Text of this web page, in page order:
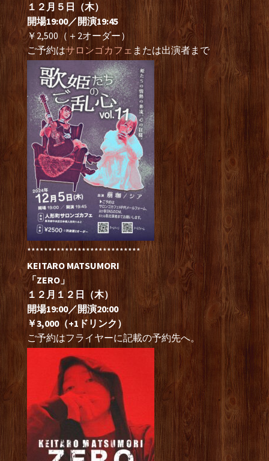
１２月５日（木）
開場19:00／開演19:45
￥2,500（＋2オーダー）
ご予約はサロンゴカフェ または出演者まで
***************************
KEITARO MATSUMORI
「ZERO」
１２月１２日（木）
開場19:00／開演20:00
￥3,000（+1ドリンク）
ご予約はフライヤーに記載の予約先へ。